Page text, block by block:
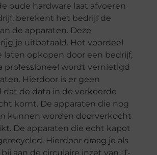
oude hardware laat afvoeren
berekent het bedrijf de
de apparaten. Deze
je uitbetaald. Het voordeel
laten opkopen door een bedrijf,
professioneel wordt vernietigd
Hierdoor is er geen
dat de data in de verkeerde
komt. De apparaten die nog
kunnen worden doorverkocht
De apparaten die echt kapot
Hierdoor draag je als
aan de circulaire inzet van IT-